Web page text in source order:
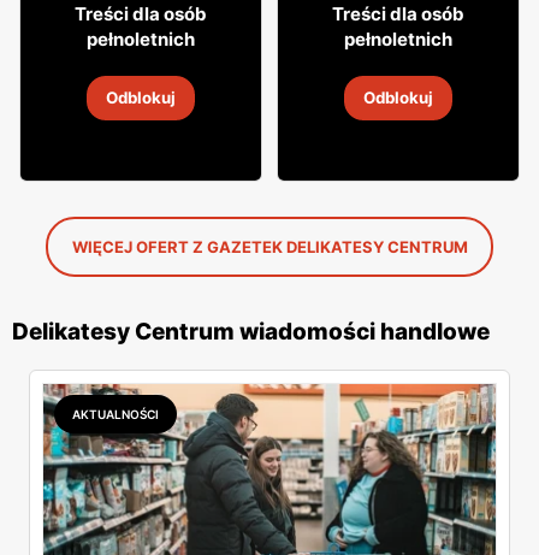
9
19 sie 2026
Treści dla osób
pełnoletnich
Odblokuj
29
19 sie 2026
Treści dla osób
pełnoletnich
Odblokuj
WIĘCEJ OFERT Z GAZETEK DELIKATESY CENTRUM
Delikatesy Centrum wiadomości handlowe
AKTUALNOŚCI